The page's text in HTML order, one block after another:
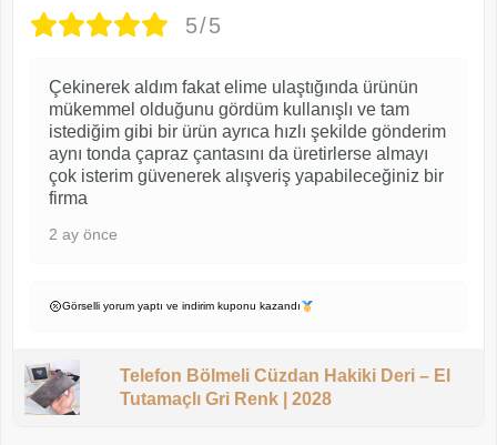
5/5
Çekinerek aldım fakat elime ulaştığında ürünün
mükemmel olduğunu gördüm kullanışlı ve tam
istediğim gibi bir ürün ayrıca hızlı şekilde gönderim
aynı tonda çapraz çantasını da üretirlerse almayı
çok isterim güvenerek alışveriş yapabileceğiniz bir
firma
2 ay önce
Görselli yorum yaptı ve indirim kuponu kazandı
Telefon Bölmeli Cüzdan Hakiki Deri – El
Tutamaçlı Gri Renk | 2028